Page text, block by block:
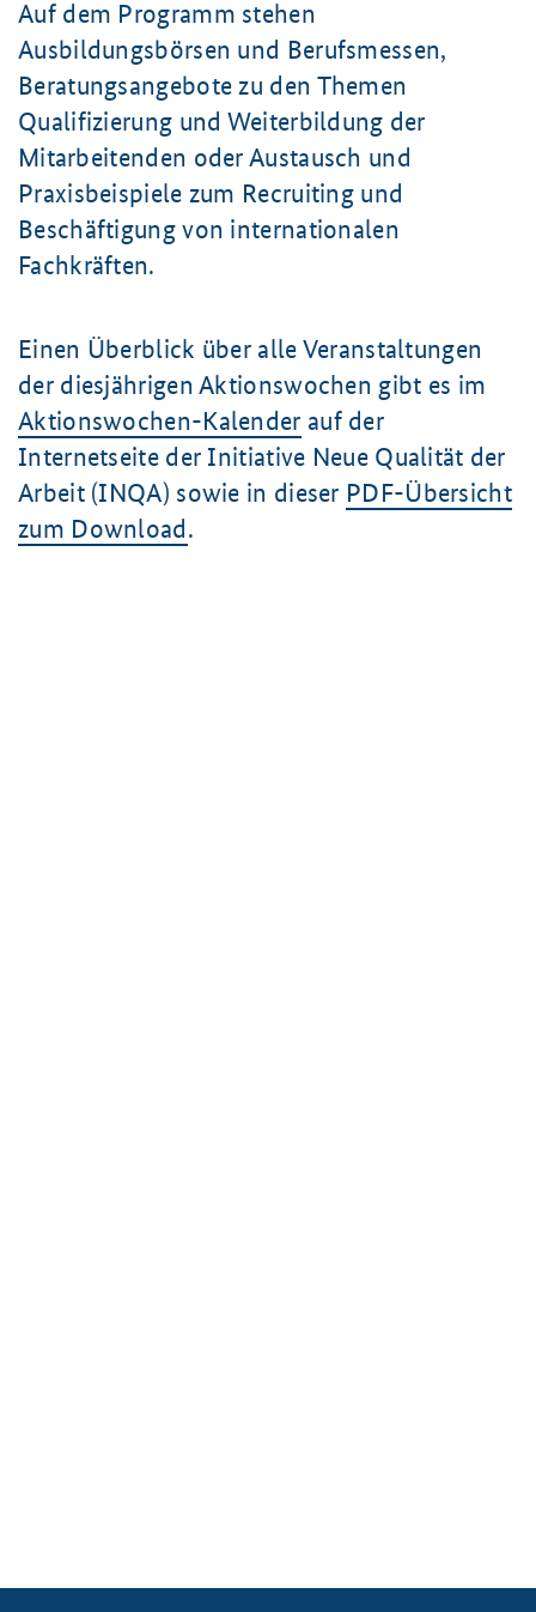
Auf dem Programm stehen
Ausbildungsbörsen und Berufsmessen,
Beratungsangebote zu den Themen
Qualifizierung und Weiterbildung der
Mitarbeitenden oder Austausch und
Praxisbeispiele zum Recruiting und
Beschäftigung von internationalen
Fachkräften.
Einen Überblick über alle Veranstaltungen
der diesjährigen Aktionswochen gibt es im
Aktionswochen-Kalender auf der
Internetseite der Initiative Neue Qualität der
Arbeit (INQA) sowie in dieser PDF-Übersicht
zum Download.